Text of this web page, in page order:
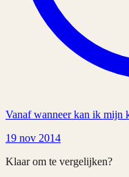
Vanaf wanneer kan ik mijn
19 nov 2014
Klaar om te vergelijken?